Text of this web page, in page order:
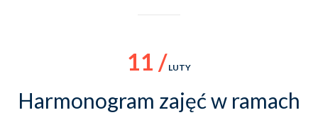
11 / LUTY
Harmonogram zajęć w ramach